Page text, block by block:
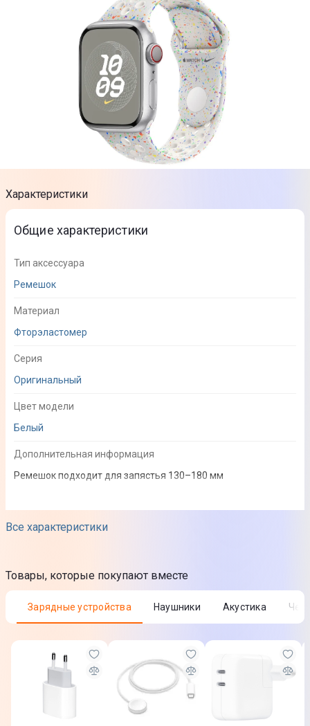
Характеристики
Все характеристики
Общие характеристики
Тип аксессуара
Ремешок
Материал
Фторэластомер
Серия
Оригинальный
Цвет модели
Белый
Дополнительная информация
Ремешок подходит для запястья 130–180 мм
Совместимость
Apple Watch 38
Apple Watch 41
Юридическая информация
Товар может отличаться от представленного на фото,
характеристики и комплектация могут изменяться
Товары, которые покупают вместе
Зарядные устройства Наушники Акустика